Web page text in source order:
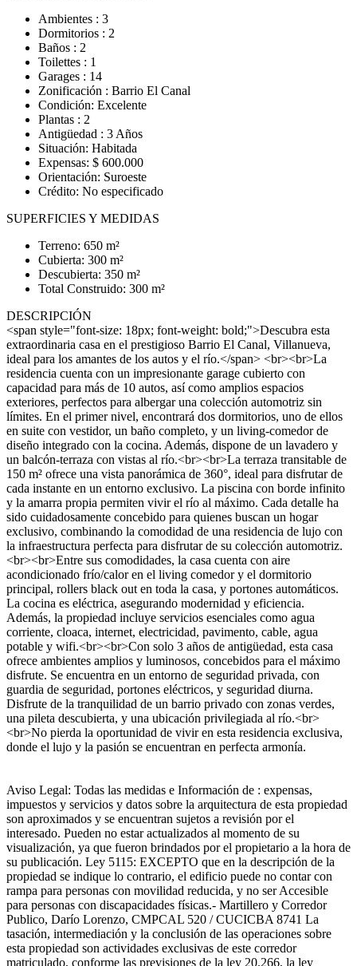
Ambientes : 3
Dormitorios : 2
Baños : 2
Toilettes : 1
Garages : 14
Zonificación : Barrio El Canal
Condición: Excelente
Plantas : 2
Antigüedad : 3 Años
Situación: Habitada
Expensas: $ 600.000
Orientación: Suroeste
Crédito: No especificado
SUPERFICIES Y MEDIDAS
Terreno: 650 m²
Cubierta: 300 m²
Descubierta: 350 m²
Total Construido: 300 m²
DESCRIPCIÓN
<span style="font-size: 18px; font-weight: bold;">Descubra esta
extraordinaria casa en el prestigioso Barrio El Canal, Villanueva,
ideal para los amantes de los autos y el río.</span> <br><br>La
residencia cuenta con un impresionante garage cubierto con
capacidad para más de 10 autos, así como amplios espacios
exteriores, perfectos para albergar una colección automotriz sin
límites. En el primer nivel, encontrará dos dormitorios, uno de ellos
en suite con vestidor, un baño completo, y un living-comedor de
diseño integrado con la cocina. Además, dispone de un lavadero y
un balcón-terraza con vistas al río.<br><br>La terraza transitable de
150 m² ofrece una vista panorámica de 360°, ideal para disfrutar de
cada instante en un entorno exclusivo. La piscina con borde infinito
y la amarra propia permiten vivir el río al máximo. Cada detalle ha
sido cuidadosamente concebido para quienes buscan un hogar
exclusivo, combinando la comodidad de una residencia de lujo con
la infraestructura perfecta para disfrutar de su colección automotriz.
<br><br>Entre sus comodidades, la casa cuenta con aire
acondicionado frío/calor en el living comedor y el dormitorio
principal, rollers black out en toda la casa, y portones automáticos.
La cocina es eléctrica, asegurando modernidad y eficiencia.
Además, la propiedad incluye servicios esenciales como agua
corriente, cloaca, internet, electricidad, pavimento, cable, agua
potable y wifi.<br><br>Con solo 3 años de antigüedad, esta casa
ofrece ambientes amplios y luminosos, concebidos para el máximo
disfrute. Se encuentra en un entorno de seguridad privada, con
guardia de seguridad, portones eléctricos, y seguridad diurna.
Disfrute de la tranquilidad de un barrio privado con zonas verdes,
una pileta descubierta, y una ubicación privilegiada al río.<br>
<br>No pierda la oportunidad de vivir en esta residencia exclusiva,
donde el lujo y la pasión se encuentran en perfecta armonía.
Aviso Legal: Todas las medidas e Información de : expensas,
impuestos y servicios y datos sobre la arquitectura de esta propiedad
son aproximados y se encuentran sujetos a revisión por el
interesado. Pueden no estar actualizados al momento de su
visualización, ya que fueron brindados por el propietario a la hora de
su publicación. Ley 5115: EXCEPTO que en la descripción de la
propiedad se indique lo contrario, el edificio puede no contar con
rampa para personas con movilidad reducida, y no ser Accesible
para personas con discapacidades físicas.- Martillero y Corredor
Publico, Darío Lorenzo, CMPCAL 520 / CUCICBA 8741 La
tasación, intermediación y la conclusión de las operaciones sobre
esta propiedad son actividades exclusivas de este corredor
matriculado, conforme las previsiones de la ley 20.266, la ley